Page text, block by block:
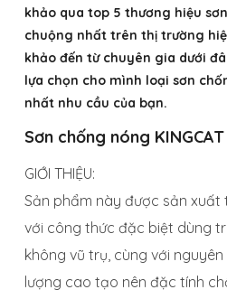
khảo qua top 5 thương hiệu
chuộng nhất trên thị trường
khảo đến từ chuyên gia dưới
lựa chọn cho mình loại sơn
nhất nhu cầu của bạn.
Sơn chống nóng
GIỚI THIỆU:
Sản phẩm này được sản
với công thức đặc biệt dùng
không vũ trụ, cùng với
lượng cao tạo nên đặc tính